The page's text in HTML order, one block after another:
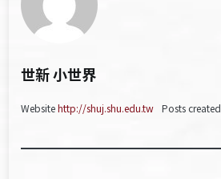
世新 小世界
Websitehttp://shuj.shu.edu.tw Posts created